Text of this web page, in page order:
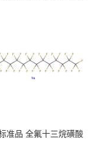
准品 全氟十三烷磺酸